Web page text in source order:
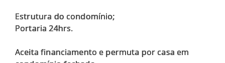
Estrutura do condomínio;
Portaria 24hrs.
Aceita financiamento e permuta por casa em